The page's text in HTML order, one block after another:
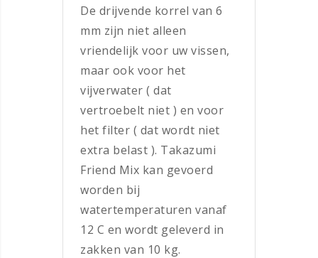
De drijvende korrel van 6
mm zijn niet alleen
vriendelijk voor uw vissen,
maar ook voor het
vijverwater ( dat
vertroebelt niet ) en voor
het filter ( dat wordt niet
extra belast ). Takazumi
Friend Mix kan gevoerd
worden bij
watertemperaturen vanaf
12 C en wordt geleverd in
zakken van 10 kg.